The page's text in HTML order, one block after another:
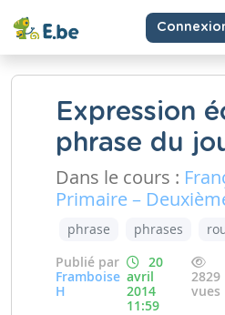
Expression
phrase du
Dans le cours :
Primaire –
phrase phrases
Publié par
Framboise
H
20
avril
2014
11:59
2829
vues